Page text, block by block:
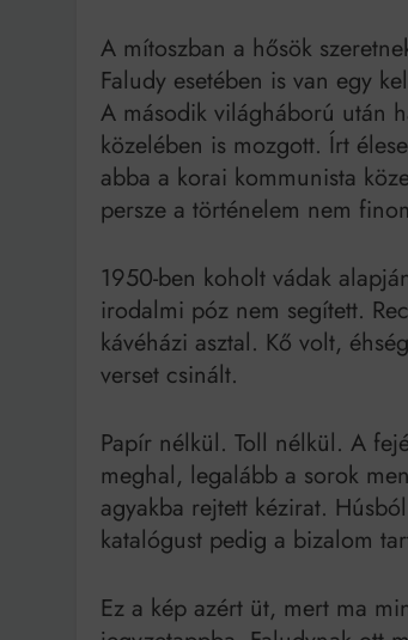
A mítoszban a hősök
Faludy esetében is van egy
A második világháború után
közelében is mozgott. Írt
abba a korai kommunista
persze a történelem nem
1950-ben koholt vádak
irodalmi póz nem segített.
kávéházi asztal. Kő volt,
verset csinált.
Papír nélkül. Toll nélkül. A
meghal, legalább a sorok
agyakba rejtett kézirat.
katalógust pedig a bizalom
Ez a kép azért üt, mert ma